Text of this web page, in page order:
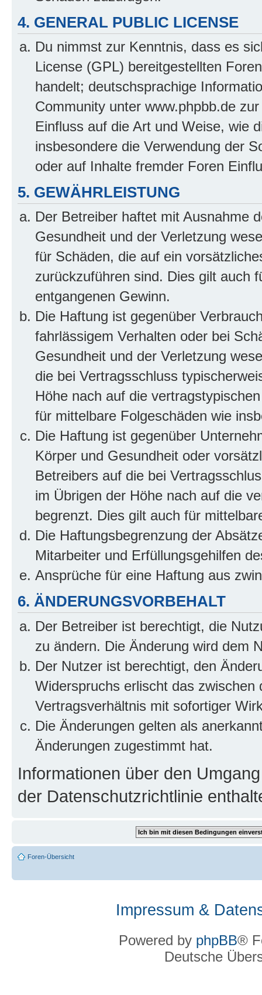
4. GENERAL PUBLIC LICENSE
Du nimmst zur Kenntnis, dass es
License (GPL) bereitgestellten
handelt; deutschsprachige
Community unter www.phpbb.de
Einfluss auf die Art und Weise, wie
insbesondere die Verwendung der
oder auf Inhalte fremder Foren
5. GEWÄHRLEISTUNG
Der Betreiber haftet mit Ausnahme
Gesundheit und der Verletzung
für Schäden, die auf ein
zurückzuführen sind. Dies gilt auch
entgangenen Gewinn.
Die Haftung ist gegenüber
fahrlässigem Verhalten oder bei
Gesundheit und der Verletzung
die bei Vertragsschluss
Höhe nach auf die
für mittelbare Folgeschäden wie
Die Haftung ist gegenüber
Körper und Gesundheit oder
Betreibers auf die bei
im Übrigen der Höhe nach auf die
begrenzt. Dies gilt auch für
Die Haftungsbegrenzung der
Mitarbeiter und Erfüllungsgehilfen
Ansprüche für eine Haftung aus
6. ÄNDERUNGSVORBEHALT
Der Betreiber ist berechtigt, die
zu ändern. Die Änderung wird dem
Der Nutzer ist berechtigt, den
Widerspruchs erlischt das
Vertragsverhältnis mit sofortiger
Die Änderungen gelten als
Änderungen zugestimmt hat.
Informationen über den
der Datenschutzrichtlinie
Foren-Übersicht
Impressum &
Powered by phpBB®
Deutsche